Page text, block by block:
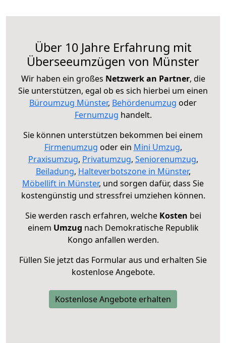
Über 10 Jahre Erfahrung mit
Überseeumzügen von Münster
Wir haben ein großes Netzwerk an Partner, die
Sie unterstützen, egal ob es sich hierbei um einen
Büroumzug Münster, Behördenumzug oder
Fernumzug handelt.
Sie können unterstützen bekommen bei einem
Firmenumzug oder ein Mini Umzug,
Praxisumzug, Privatumzug, Seniorenumzug,
Beiladung, Halteverbotszone in Münster,
Möbellift in Münster, und sorgen dafür, dass Sie
kostengünstig und stressfrei umziehen können.
Sie werden rasch erfahren, welche Kosten bei
einem Umzug nach Demokratische Republik
Kongo anfallen werden.
Füllen Sie jetzt das Formular aus und erhalten Sie
kostenlose Angebote.
Kostenlose Angebote erhalten